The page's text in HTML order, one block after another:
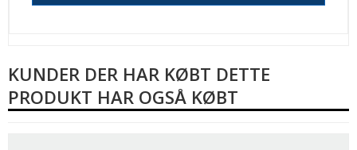
KUNDER DER HAR KØBT DETTE
PRODUKT HAR OGSÅ KØBT